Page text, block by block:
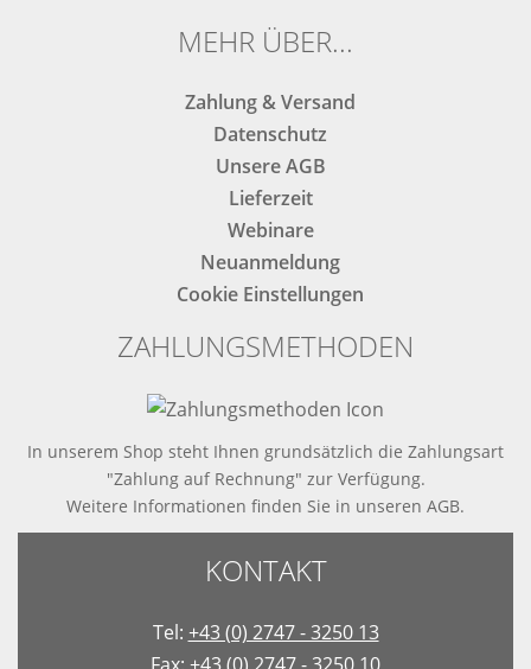
MEHR ÜBER...
Zahlung & Versand
Datenschutz
Unsere AGB
Lieferzeit
Webinare
Neuanmeldung
Cookie Einstellungen
ZAHLUNGSMETHODEN
In unserem Shop steht Ihnen grundsätzlich die Zahlungsart
"Zahlung auf Rechnung" zur Verfügung.
Weitere Informationen finden Sie in unseren AGB.
KONTAKT
Tel: +43 (0) 2747 - 3250 13